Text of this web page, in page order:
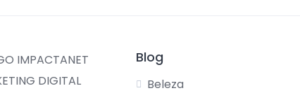
Blog
Beleza